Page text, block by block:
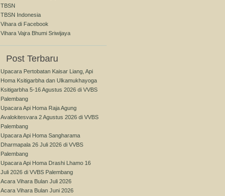
TBSN
TBSN Indonesia
Vihara di Facebook
Vihara Vajra Bhumi Sriwijaya
Post Terbaru
Upacara Pertobatan Kaisar Liang, Api
Homa Ksitigarbha dan Ulkamukhayoga
Ksitigarbha 5-16 Agustus 2026 di VVBS
Palembang
Upacara Api Homa Raja Agung
Avalokitesvara 2 Agustus 2026 di VVBS
Palembang
Upacara Api Homa Sangharama
Dharmapala 26 Juli 2026 di VVBS
Palembang
Upacara Api Homa Drashi Lhamo 16
Juli 2026 di VVBS Palembang
Acara Vihara Bulan Juli 2026
Acara Vihara Bulan Juni 2026